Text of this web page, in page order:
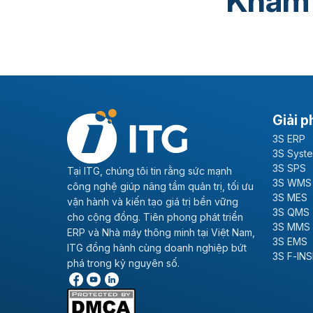
Tại ITG, chúng tôi tin rằng sức mạnh
công nghệ giúp nâng tầm quản trị, tối ưu
vận hành và kiến tạo giá trị bền vững
cho cộng đồng. Tiên phong phát triển
ERP và Nhà máy thông minh tại Việt Nam,
ITG đồng hành cùng doanh nghiệp bứt
phá trong kỷ nguyên số.
Giải
3S ERP
3S
3S SPS
3S WMS
3S MES
3S QMS
3S MMS
3S EMS
3S F-